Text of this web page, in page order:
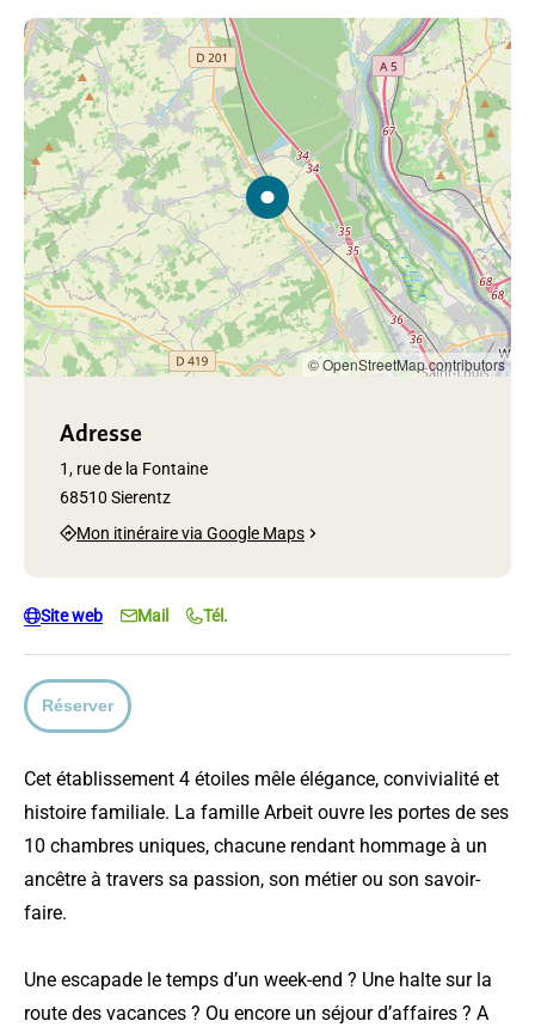
Cet établissement 4 étoiles mêle élégance, convivialité et
histoire familiale. La famille Arbeit ouvre les portes de ses
10 chambres uniques, chacune rendant hommage à un
ancêtre à travers sa passion, son métier ou son savoir-
faire.
Une escapade le temps d’un week-end ? Une halte sur la
route des vacances ? Ou encore un séjour d’affaires ? A
© OpenStreetMap contributors
Adresse
1, rue de la Fontaine
68510 Sierentz
Mon itinéraire via Google Maps
Site web Mail Tél.
Réserver